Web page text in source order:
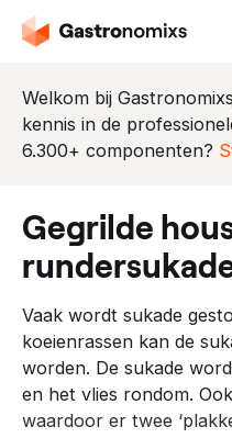
Welkom bij
kennis in de
6.300+ componenten?
gegrilde house steak van
Vaak wordt sukade
koeienrassen kan de
worden. De sukade
en het vlies rondom.
waardoor er twee